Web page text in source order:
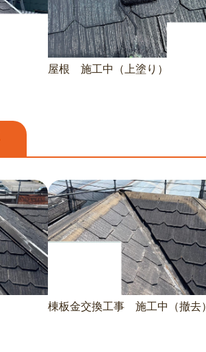
屋根 施工中（上塗り）
棟板金交換工事 施工中（撤去）